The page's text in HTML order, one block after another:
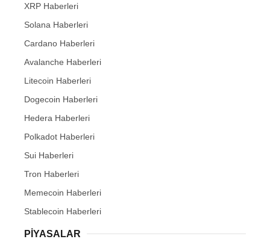
XRP Haberleri
Solana Haberleri
Cardano Haberleri
Avalanche Haberleri
Litecoin Haberleri
Dogecoin Haberleri
Hedera Haberleri
Polkadot Haberleri
Sui Haberleri
Tron Haberleri
Memecoin Haberleri
Stablecoin Haberleri
PIYASALAR